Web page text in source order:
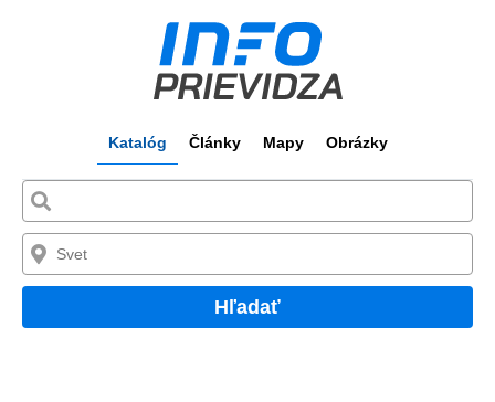
Katalóg Články Mapy Obrázky
Hľadať